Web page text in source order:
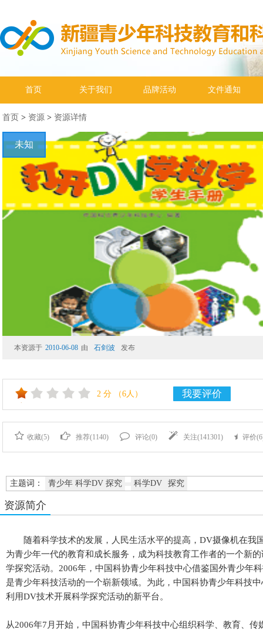
首页 关于我们 品牌活动 文件通知
首页 > 资源 > 资源详情
本资源于 2010-06-08 由 石剑波 发布
未知
2 分 （6人） 我要评价
收藏(5) 推荐(1140) 评论(0) 关注(141301) 评价(6
主题词： 青少年 科学DV 探究 科学DV 探究
资源简介
随着科学技术的发展，人民生活水平的提高，DV摄像机在我
为青少年一代的教育和成长服务，成为科技教育工作者的一个新
学探究活动。2006年，中国科协青少年科技中心借鉴国外青少年
是青少年科技活动的一个崭新领域。为此，中国科协青少年科技
利用DV技术开展科学探究活动的新平台。
从2006年7月开始，中国科协青少年科技中心组织科学、教育、